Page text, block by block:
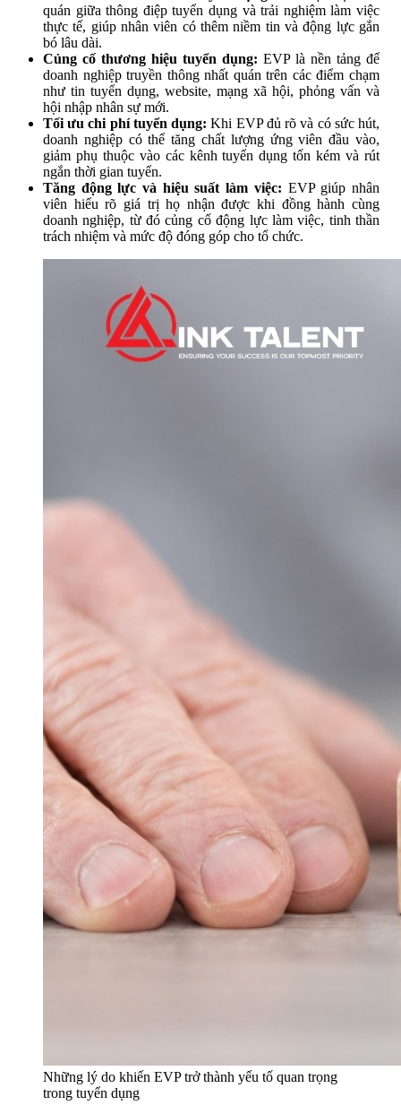
quán giữa thông điệp tuyển dụng và trải nghiệm làm việc
thực tế, giúp nhân viên có thêm niềm tin và động lực gắn
bó lâu dài.
Củng cố thương hiệu tuyển dụng: EVP là nền tảng để
doanh nghiệp truyền thông nhất quán trên các điểm chạm
như tin tuyển dụng, website, mạng xã hội, phỏng vấn và
hội nhập nhân sự mới.
Tối ưu chi phí tuyển dụng: Khi EVP đủ rõ và có sức hút,
doanh nghiệp có thể tăng chất lượng ứng viên đầu vào,
giảm phụ thuộc vào các kênh tuyển dụng tốn kém và rút
ngắn thời gian tuyển.
Tăng động lực và hiệu suất làm việc: EVP giúp nhân
viên hiểu rõ giá trị họ nhận được khi đồng hành cùng
doanh nghiệp, từ đó củng cố động lực làm việc, tinh thần
trách nhiệm và mức độ đóng góp cho tổ chức.
Những lý do khiến EVP trở thành yếu tố quan trọng
trong tuyển dụng